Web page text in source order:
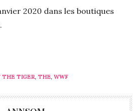
2020 dans les boutiques
THE TIGER, THE, WWF